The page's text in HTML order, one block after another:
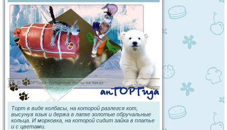
Торт в виде колбасы, на которой разлегся кот,
высунув язык и держа в лапке золотые обручальные
кольца. И морковка, на которой сидит зайка в платье
и с цветами.